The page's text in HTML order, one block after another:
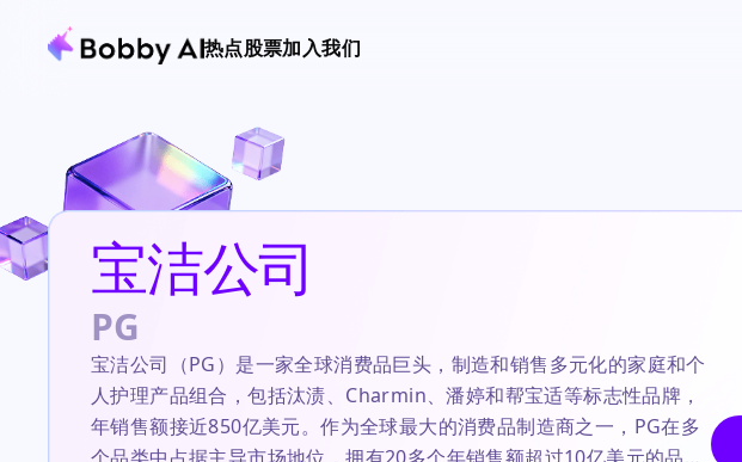
热点股票加入我们
宝洁公司
PG
宝洁公司（PG）是一家全球消费品巨头，制造和销售多元化的家庭和个
人护理产品组合，包括汰渍、Charmin、潘婷和帮宝适等标志性品牌，
年销售额接近850亿美元。作为全球最大的消费品制造商之一，PG在多